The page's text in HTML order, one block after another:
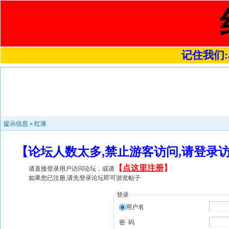
记住我们
提示信息 » 红港
【论坛人数太多,禁止游客访问,请登
请直接登录用户访问论坛，或请 【 点这里注册】
如果您已注册,请先登录论坛即可游览帖子
登录
用户名
密 码